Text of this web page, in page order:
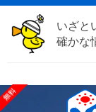
いざと
確かな